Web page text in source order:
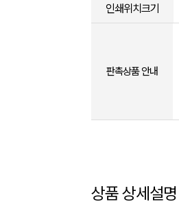
인쇄위치크기
판촉상품 안내
상품 상세설명